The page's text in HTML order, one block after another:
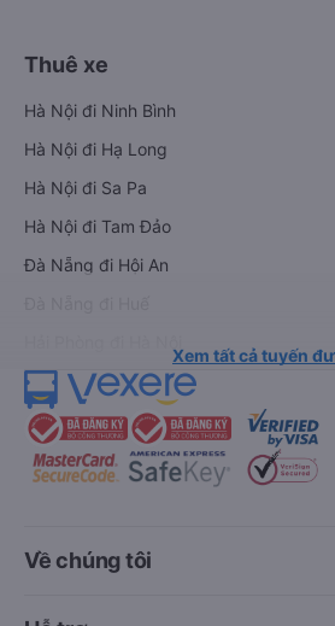
Thuê xe
Hà Nội đi Ninh Bình
Hà Nội đi Hạ Long
Hà Nội đi Sa Pa
Hà Nội đi Tam Đảo
Đà Nẵng đi Hội An
Xem tất cả tuyến
Về chúng tôi